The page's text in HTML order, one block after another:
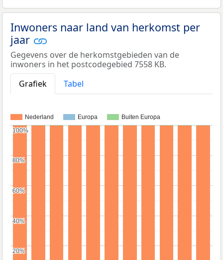
Inwoners naar land van herkomst per
jaar
Gegevens over de herkomstgebieden van de
inwoners in het postcodegebied 7558 KB.
Grafiek
Tabel
Nederland Europa Buiten Europa
20%
20%
40%
40%
60%
60%
80%
80%
100%
100%